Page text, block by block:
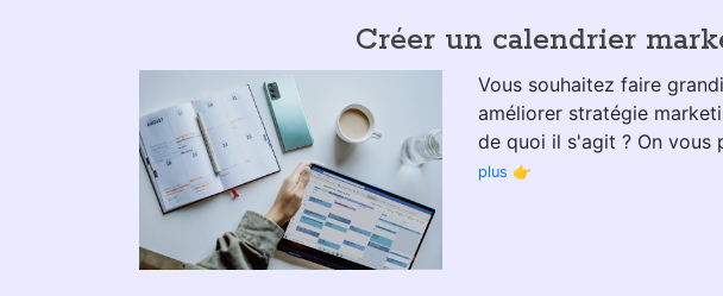
Créer un calendrier
Vous souhaitez faire
améliorer stratégie
de quoi il s'agit ? On vous
plus 👉